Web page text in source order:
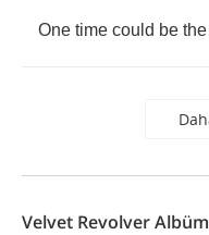
One time could be the
Velvet Revolver